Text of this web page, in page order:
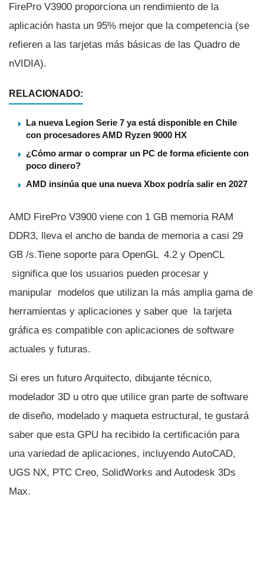
FirePro V3900 proporciona un rendimiento de la
aplicación hasta un 95% mejor que la competencia (se
refieren a las tarjetas más básicas de las Quadro de
nVIDIA).
RELACIONADO:
La nueva Legion Serie 7 ya está disponible en Chile
con procesadores AMD Ryzen 9000 HX
¿Cómo armar o comprar un PC de forma eficiente con
poco dinero?
AMD insinúa que una nueva Xbox podría salir en 2027
AMD FirePro V3900 viene con 1 GB memoria RAM
DDR3, lleva el ancho de banda de memoria a casi 29
GB /s.Tiene soporte para OpenGL 4.2 y OpenCL
significa que los usuarios pueden procesar y
manipular modelos que utilizan la más amplia gama de
herramientas y aplicaciones y saber que la tarjeta
gráfica es compatible con aplicaciones de software
actuales y futuras.
Si eres un futuro Arquitecto, dibujante técnico,
modelador 3D u otro que utilice gran parte de software
de diseño, modelado y maqueta estructural, te gustará
saber que esta GPU ha recibido la certificación para
una variedad de aplicaciones, incluyendo AutoCAD,
UGS NX, PTC Creo, SolidWorks and Autodesk 3Ds
Max.